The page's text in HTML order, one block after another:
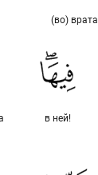
(во) врата
в ней!